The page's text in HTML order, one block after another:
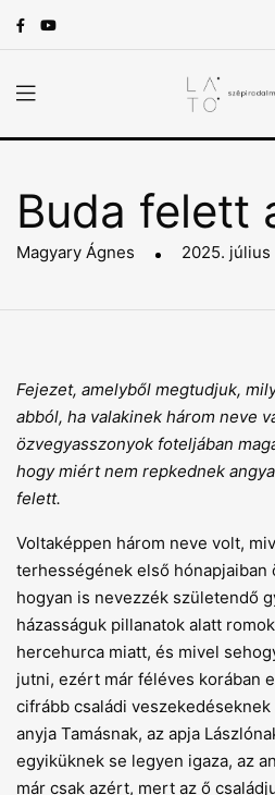
Buda felett
Magyary Ágnes 2025. július
Fejezet, amelyből megtudjuk,
abból, ha valakinek három neve
özvegyasszonyok foteljában
hogy miért nem repkednek
felett.
Voltaképpen három neve volt,
terhességének első hónapjaiban
hogyan is nevezzék születendő
házasságuk pillanatok alatt
hercehurca miatt, és mivel
jutni, ezért már féléves korában
cifrább családi
anyja Tamásnak, az apja
egyiküknek se legyen igaza, az
már csak azért, mert az ő